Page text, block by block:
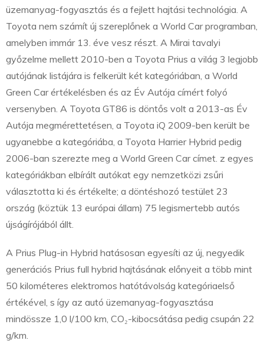
üzemanyag-fogyasztás és a fejlett hajtási technológia. A
Toyota nem számít új szereplőnek a World Car programban,
amelyben immár 13. éve vesz részt. A Mirai tavalyi
győzelme mellett 2010-ben a Toyota Prius a világ 3 legjobb
autójának listájára is felkerült két kategóriában, a World
Green Car értékelésben és az Év Autója címért folyó
versenyben. A Toyota GT86 is döntős volt a 2013-as Év
Autója megmérettetésen, a Toyota iQ 2009-ben került be
ugyanebbe a kategóriába, a Toyota Harrier Hybrid pedig
2006-ban szerezte meg a World Green Car címet. z egyes
kategóriákban elbírált autókat egy nemzetközi zsűri
választotta ki és értékelte; a döntéshozó testület 23
ország (köztük 13 európai állam) 75 legismertebb autós
újságírójából állt.
A Prius Plug-in Hybrid hatásosan egyesíti az új, negyedik
generációs Prius full hybrid hajtásának előnyeit a több mint
50 kilométeres elektromos hatótávolság kategóriaelső
értékével, s így az autó üzemanyag-fogyasztása
mindössze 1,0 l/100 km, CO₂-kibocsátása pedig csupán 22
g/km.